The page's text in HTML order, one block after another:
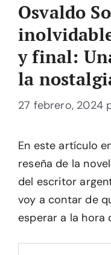
Osvaldo
y final:
la
27 febrero, 2024
En este artículo
reseña de la
del escritor
voy a contar de
esperar a la hora